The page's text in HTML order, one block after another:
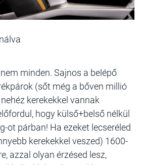
minden. Sajnos a belépő
(sőt még a bőven millió
kerekekkel vannak
hogy külső+belső nélkül
ot párban! Ha ezeket lecseréled
kerekekkel veszed) 1600-
azzal olyan érzésed lesz,